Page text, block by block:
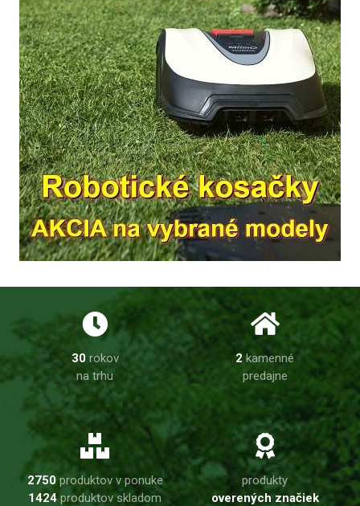
30rokov
na trhu
2 kamenné
predajne
2750produktov v ponuke
1424produktov skladom
produkty
overených značiek